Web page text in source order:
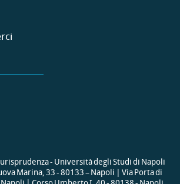
- Università degli Studi di Napoli
Marina, 33 - 80133 – Napoli | Via Porta di